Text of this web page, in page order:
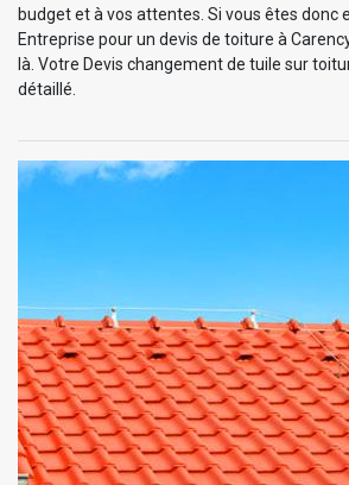
budget et à vos attentes. Si vous êtes donc
Entreprise pour un devis de toiture à
là. Votre Devis changement de tuile sur
détaillé.